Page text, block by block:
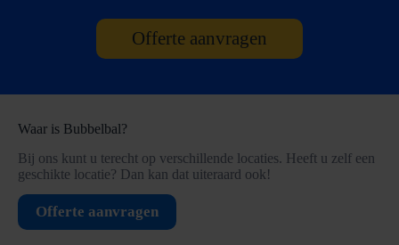
Offerte aanvragen
Waar is Bubbelbal?
Bij ons kunt u terecht op verschillende locaties. Heeft u zelf een
geschikte locatie? Dan kan dat uiteraard ook!
Offerte aanvragen